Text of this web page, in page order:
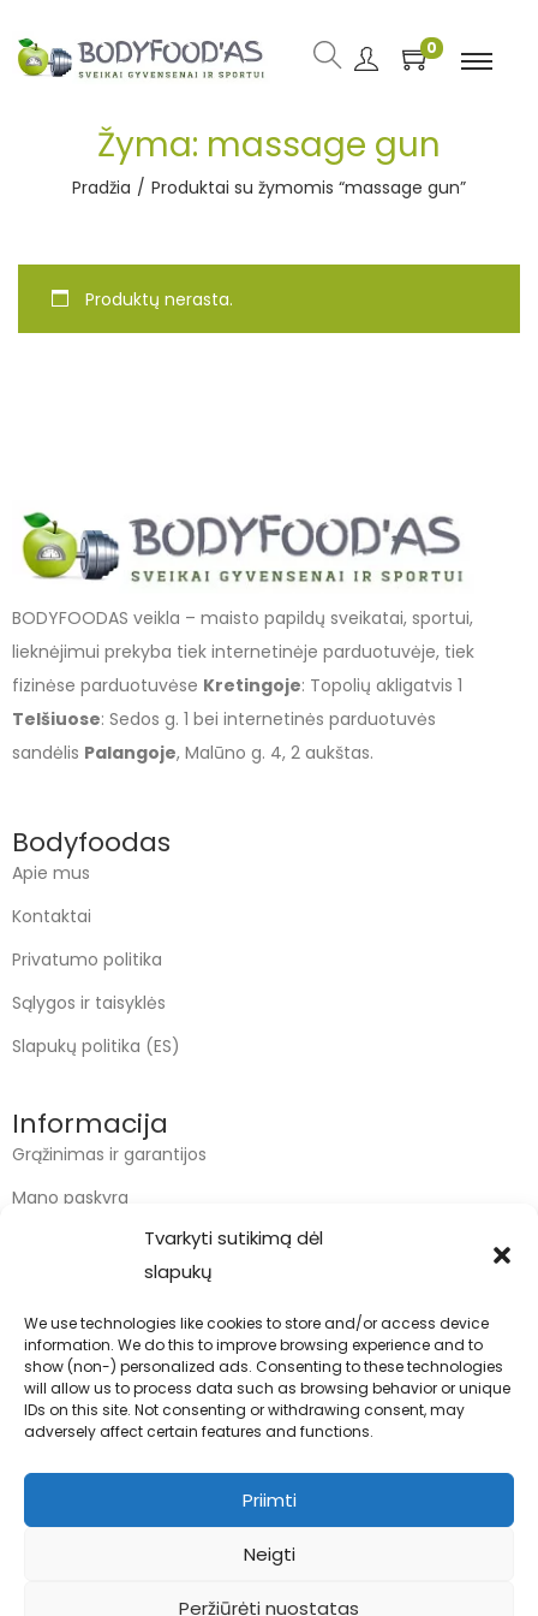
Tvarkyti sutikimą dėl
slapukų
We use technologies like cookies to store and/or access device
information. We do this to improve browsing experience and to
show (non-) personalized ads. Consenting to these technologies
will allow us to process data such as browsing behavior or unique
IDs on this site. Not consenting or withdrawing consent, may
adversely affect certain features and functions.
Priimti
Neigti
Peržiūrėti nuostatas
0
Žyma: massage gun
Pradžia / Produktai su žymomis “massage gun”
Produktų nerasta.
BODYFOODAS veikla – maisto papildų sveikatai, sportui,
lieknėjimui prekyba tiek internetinėje parduotuvėje, tiek
fizinėse parduotuvėse Kretingoje: Topolių akligatvis 1
Telšiuose: Sedos g. 1 bei internetinės parduotuvės
sandėlis Palangoje, Malūno g. 4, 2 aukštas.
Bodyfoodas
Apie mus
Kontaktai
Privatumo politika
Sąlygos ir taisyklės
Slapukų politika (ES)
Informacija
Grąžinimas ir garantijos
Mano paskyra
Kontaktai
info@bodyfoodas.lt
+370 600 77017
Visos teisės saugomos © Bodyfoodas.lt 2026